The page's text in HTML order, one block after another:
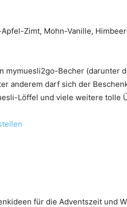
Zimt, Mohn-Vanille,
mymuesli2go-Becher (darunter
anderem darf sich der
Löffel und viele weitere tolle
für die Adventszeit und